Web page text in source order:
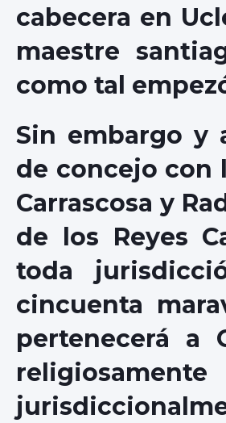
cabecera en
maestre
como tal
Sin embargo y
de concejo con
Carrascosa y
de los Reyes
toda
cincuenta
pertenecerá a